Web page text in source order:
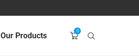
Our Products 0